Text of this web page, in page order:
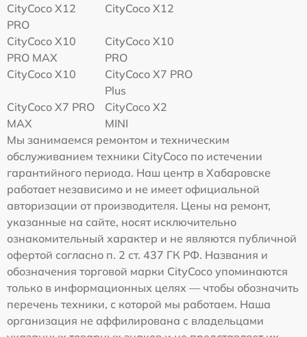
CityCoco X12
PRO
CityCoco X12
CityCoco X10
PRO MAX
CityCoco X10
PRO
CityCoco X10
CityCoco X7 PRO
Plus
CityCoco X7 PRO
MAX
CityCoco X2
MINI
Мы занимаемся ремонтом и техническим
обслуживанием техники CityCoco по истечении
гарантийного периода. Наш центр в Хабаровске
работает независимо и не имеет официальной
авторизации от производителя. Цены на ремонт,
указанные на сайте, носят исключительно
ознакомительный характер и не являются публичной
офертой согласно п. 2 ст. 437 ГК РФ. Названия и
обозначения торговой марки CityCoco упоминаются
только в информационных целях — чтобы обозначить
перечень техники, с которой мы работаем. Наша
организация не аффилирована с владельцами